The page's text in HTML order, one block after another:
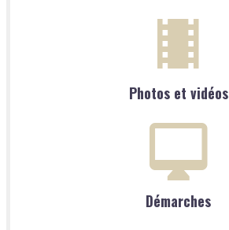
Photos et vidéos
Démarches